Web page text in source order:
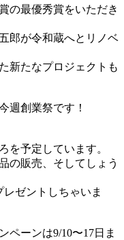
の最優秀賞をいただき
郎が令和蔵へとリノベ
新たなプロジェクトも
週創業祭です！
を予定しています。
の販売、そしてしょう
ゼントしちゃいま
ペーンは9/10〜17日ま